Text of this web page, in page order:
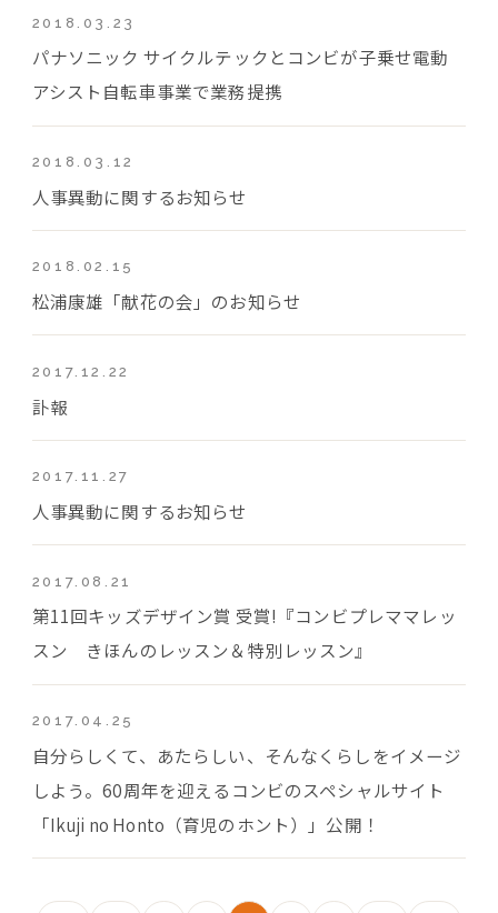
2018.03.23
パナソニック サイクルテックとコンビが子乗せ電動
アシスト自転車事業で業務提携
2018.03.12
人事異動に関するお知らせ
2018.02.15
松浦康雄「献花の会」のお知らせ
2017.12.22
訃報
2017.11.27
人事異動に関するお知らせ
2017.08.21
第11回キッズデザイン賞 受賞!『コンビプレママレッ
スン きほんのレッスン＆特別レッスン』
2017.04.25
自分らしくて、あたらしい、そんなくらしをイメージ
しよう。60周年を迎えるコンビのスペシャルサイト
「Ikuji no Honto（育児のホント）」公開！